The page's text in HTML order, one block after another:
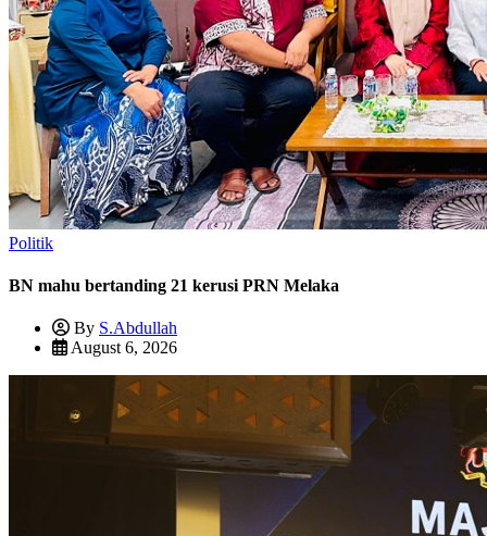
Politik
BN mahu bertanding 21 kerusi PRN Melaka
By S.Abdullah
August 6, 2026